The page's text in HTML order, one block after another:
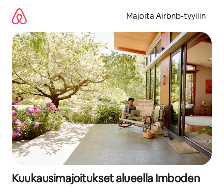
sisältö
väliin
Majoita Airbnb-tyyliin
Kuukausimajoitukset alueella Imboden